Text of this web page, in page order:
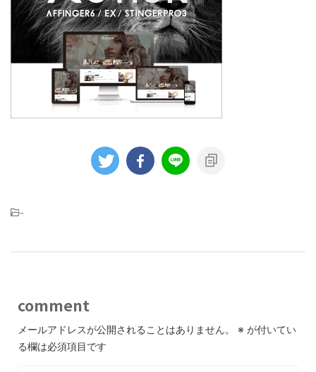
-
comment
メールアドレスが公開されることはありません。 ※ が付いてい
る欄は必須項目です